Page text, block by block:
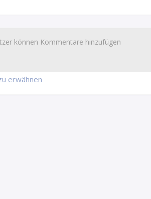
erwähnen